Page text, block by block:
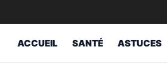
ACCUEIL SANTÉ ASTUCES